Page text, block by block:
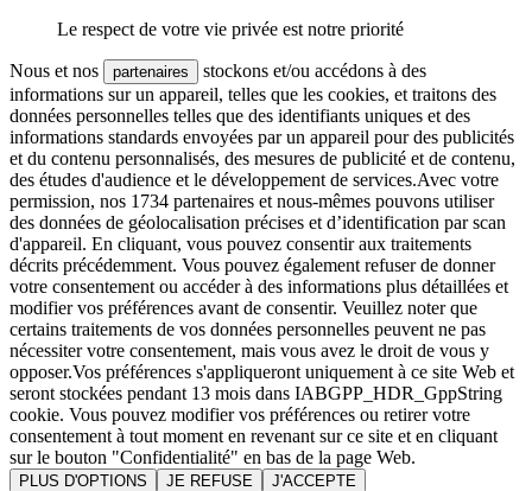
Le respect de votre vie privée est notre priorité
Nous et nos partenaires
stockons et/ou accédons à des
informations sur un appareil, telles que les cookies, et traitons des
données personnelles telles que des identifiants uniques et des
informations standards envoyées par un appareil pour des publicités
et du contenu personnalisés, des mesures de publicité et de contenu,
des études d'audience et le développement de services.Avec votre
permission, nos 1734 partenaires et nous-mêmes pouvons utiliser
des données de géolocalisation précises et d’identification par scan
d'appareil. En cliquant, vous pouvez consentir aux traitements
décrits précédemment. Vous pouvez également refuser de donner
votre consentement ou accéder à des informations plus détaillées et
modifier vos préférences avant de consentir. Veuillez noter que
certains traitements de vos données personnelles peuvent ne pas
nécessiter votre consentement, mais vous avez le droit de vous y
opposer.Vos préférences s'appliqueront uniquement à ce site Web et
seront stockées pendant 13 mois dans IABGPP_HDR_GppString
cookie. Vous pouvez modifier vos préférences ou retirer votre
consentement à tout moment en revenant sur ce site et en cliquant
sur le bouton "Confidentialité" en bas de la page Web.
PLUS D'OPTIONS JE REFUSE J'ACCEPTE